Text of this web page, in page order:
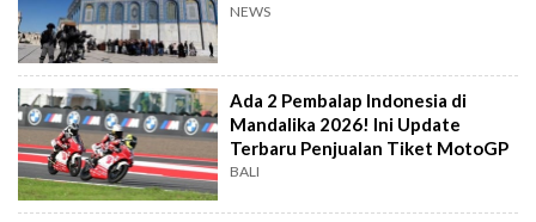
NEWS
Ada 2 Pembalap Indonesia di
Mandalika 2026! Ini Update
Terbaru Penjualan Tiket MotoGP
BALI